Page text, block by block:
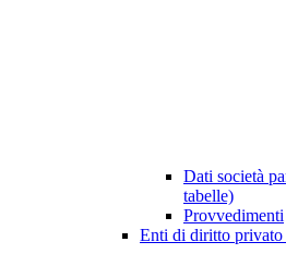
Dati società
tabelle)
Provvedimenti
Enti di diritto privato